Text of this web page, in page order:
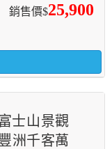
銷售價$25,900
士山景觀
洲千客萬